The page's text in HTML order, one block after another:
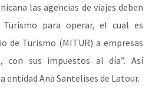
las agencias de viajes deben
para operar, el cual es
de Turismo (MITUR) a empresas
con sus impuestos al día”. Así
entidad Ana Santelises de Latour.